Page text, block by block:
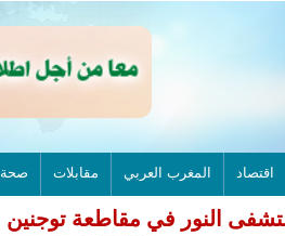
اقتصاد المغرب العربي مقابلات صحة
النور في مقاطعة توجنين